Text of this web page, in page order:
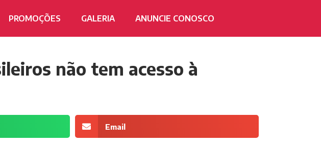
PROMOÇÕES GALERIA ANUNCIE CONOSCO
não tem acesso à
Email